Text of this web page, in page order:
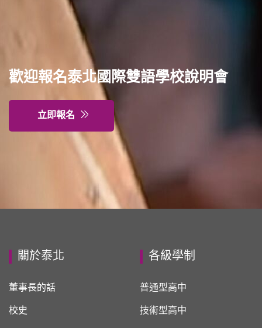
歡迎報名泰北國際雙語學校說明會
立即報名
關於泰北
董事長的話
校史
各級學制
普通型高中
技術型高中